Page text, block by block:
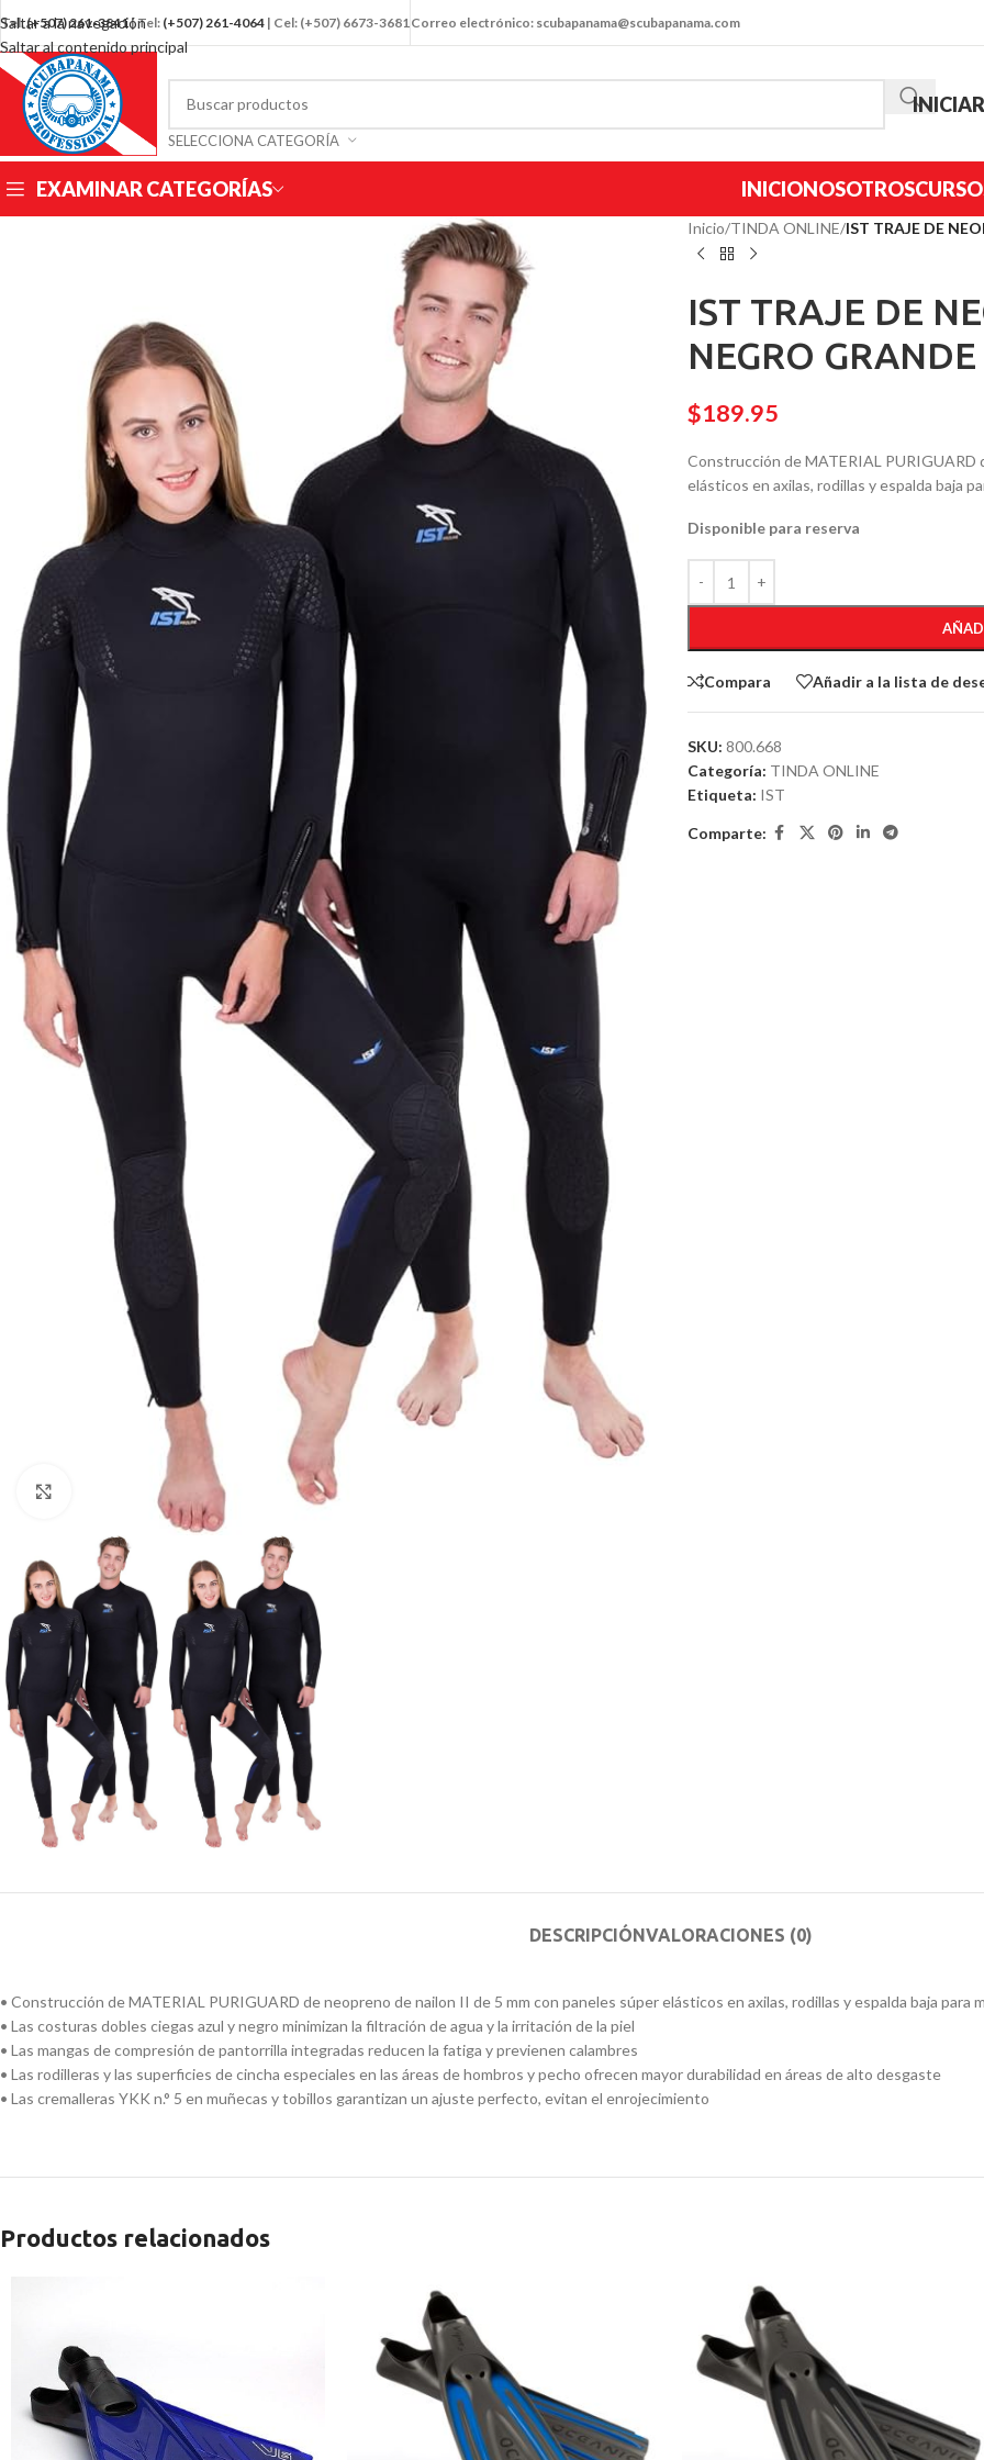
Saltar a la navegación
Saltar al contenido principal
Tel:(+507)261-3841| Tel: (+507) 261-4064 | Cel: (+507) 6673-3681 Correo electrónico: scubapanama@scubapanama.com
SELECCIONA CATEGORÍA
EXAMINAR CATEGORÍAS INICIONOSOTROS
Pulsa para ampliar
Inicio/TINDA ONLINE/IST TRAJE DE
IST TRAJE DE
NEGRO
$189.95
Construcción de MATERIAL PURIGUARD
elásticos en axilas, rodillas y espalda baja
Disponible para reserva
Compara Añadir a la lista de
SKU: 800.668
Categoría: TINDA ONLINE
Etiqueta: IST
Comparte:
DESCRIPCIÓNVALORACIONES (0)
• Construcción de MATERIAL PURIGUARD de neopreno de nailon II de 5 mm con paneles súper elásticos en axilas, rodillas y espalda baja para
• Las costuras dobles ciegas azul y negro minimizan la filtración de agua y la irritación de la piel
• Las mangas de compresión de pantorrilla integradas reducen la fatiga y previenen calambres
• Las rodilleras y las superficies de cincha especiales en las áreas de hombros y pecho ofrecen mayor durabilidad en áreas de alto desgaste
• Las cremalleras YKK n.° 5 en muñecas y tobillos garantizan un ajuste perfecto, evitan el enrojecimiento
Productos relacionados